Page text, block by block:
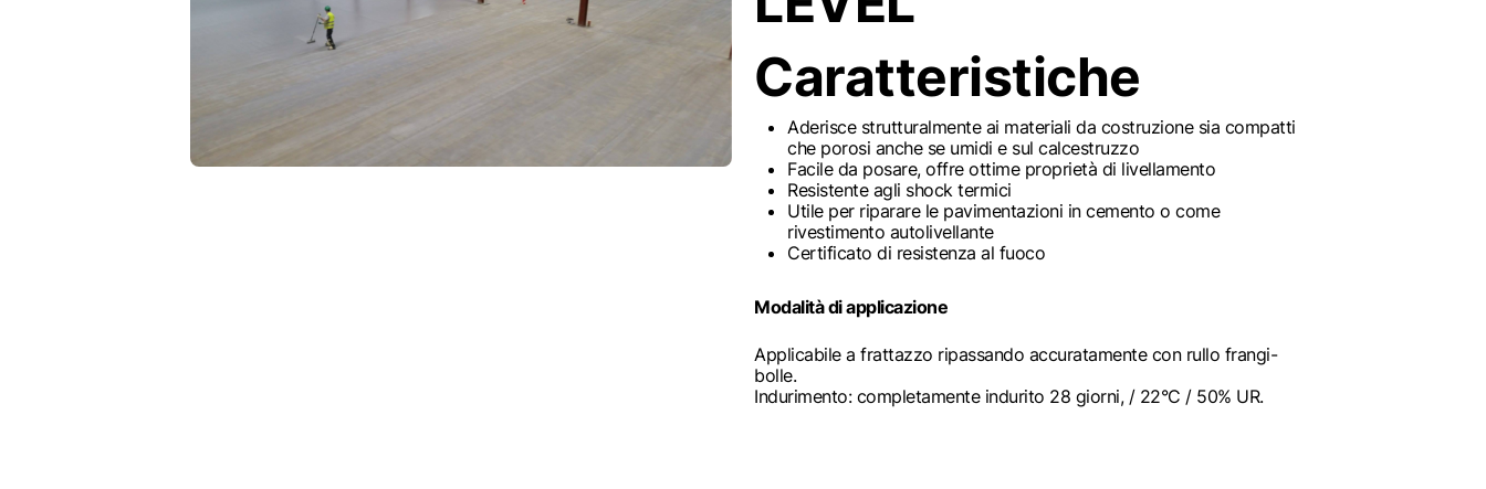
Caratteristiche
Aderisce strutturalmente ai materiali da costruzione sia compatti
che porosi anche se umidi e sul calcestruzzo
Facile da posare, offre ottime proprietà di livellamento
Resistente agli shock termici
Utile per riparare le pavimentazioni in cemento o come
rivestimento autolivellante
Certificato di resistenza al fuoco
Modalità di applicazione
Applicabile a frattazzo ripassando accuratamente con rullo frangi-
bolle.
Indurimento: completamente indurito 28 giorni, / 22°C / 50% UR.